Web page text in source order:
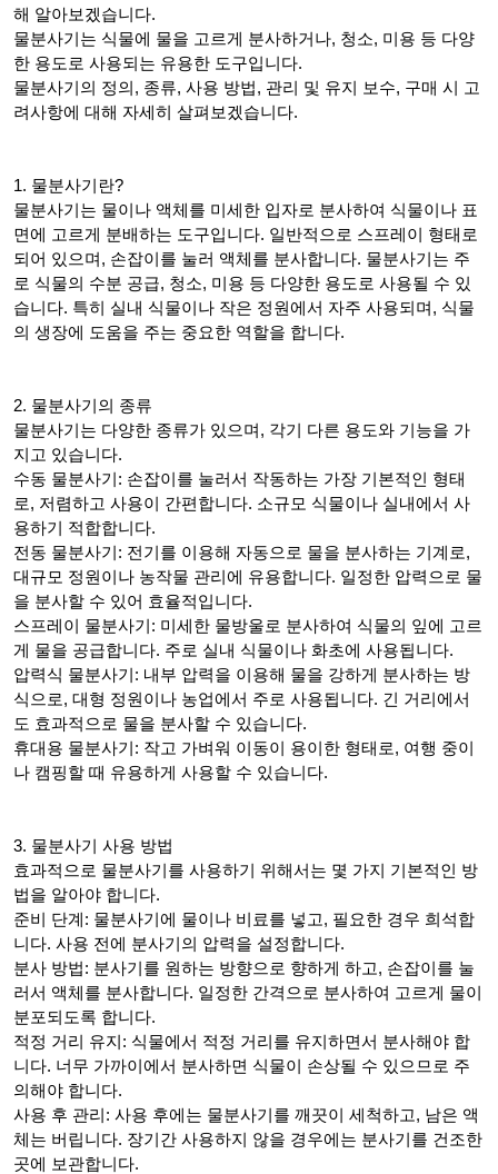
해 알아보겠습니다.
물분사기는 식물에 물을 고르게 분사하거나, 청소, 미용 등 다양
한 용도로 사용되는 유용한 도구입니다.
물분사기의 정의, 종류, 사용 방법, 관리 및 유지 보수, 구매 시 고
려사항에 대해 자세히 살펴보겠습니다.
1. 물분사기란?
물분사기는 물이나 액체를 미세한 입자로 분사하여 식물이나 표
면에 고르게 분배하는 도구입니다. 일반적으로 스프레이 형태로
되어 있으며, 손잡이를 눌러 액체를 분사합니다. 물분사기는 주
로 식물의 수분 공급, 청소, 미용 등 다양한 용도로 사용될 수 있
습니다. 특히 실내 식물이나 작은 정원에서 자주 사용되며, 식물
의 생장에 도움을 주는 중요한 역할을 합니다.
2. 물분사기의 종류
물분사기는 다양한 종류가 있으며, 각기 다른 용도와 기능을 가
지고 있습니다.
수동 물분사기: 손잡이를 눌러서 작동하는 가장 기본적인 형태
로, 저렴하고 사용이 간편합니다. 소규모 식물이나 실내에서 사
용하기 적합합니다.
전동 물분사기: 전기를 이용해 자동으로 물을 분사하는 기계로,
대규모 정원이나 농작물 관리에 유용합니다. 일정한 압력으로 물
을 분사할 수 있어 효율적입니다.
스프레이 물분사기: 미세한 물방울로 분사하여 식물의 잎에 고르
게 물을 공급합니다. 주로 실내 식물이나 화초에 사용됩니다.
압력식 물분사기: 내부 압력을 이용해 물을 강하게 분사하는 방
식으로, 대형 정원이나 농업에서 주로 사용됩니다. 긴 거리에서
도 효과적으로 물을 분사할 수 있습니다.
휴대용 물분사기: 작고 가벼워 이동이 용이한 형태로, 여행 중이
나 캠핑할 때 유용하게 사용할 수 있습니다.
3. 물분사기 사용 방법
효과적으로 물분사기를 사용하기 위해서는 몇 가지 기본적인 방
법을 알아야 합니다.
준비 단계: 물분사기에 물이나 비료를 넣고, 필요한 경우 희석합
니다. 사용 전에 분사기의 압력을 설정합니다.
분사 방법: 분사기를 원하는 방향으로 향하게 하고, 손잡이를 눌
러서 액체를 분사합니다. 일정한 간격으로 분사하여 고르게 물이
분포되도록 합니다.
적정 거리 유지: 식물에서 적정 거리를 유지하면서 분사해야 합
니다. 너무 가까이에서 분사하면 식물이 손상될 수 있으므로 주
의해야 합니다.
사용 후 관리: 사용 후에는 물분사기를 깨끗이 세척하고, 남은 액
체는 버립니다. 장기간 사용하지 않을 경우에는 분사기를 건조한
곳에 보관합니다.